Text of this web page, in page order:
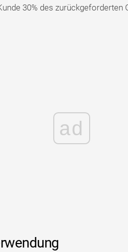
30% des zurückgeforderten
ad